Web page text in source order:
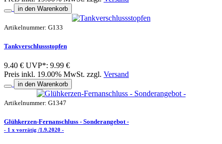
in den Warenkorb
Artikelnummer: G133
Tankverschlussstopfen
9.40 € UVP*: 9.99 €
Preis inkl. 19.00% MwSt. zzgl. Versand
in den Warenkorb
Artikelnummer: G1347
Glühkerzen-Fernanschluss - Sonderangebot -
- 1 x vorrätig /1.9.2020 -